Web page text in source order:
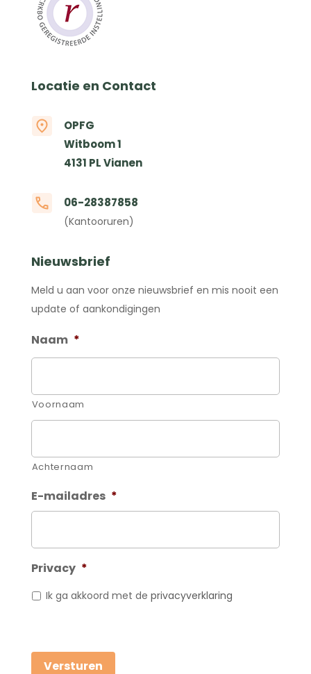
Locatie en Contact
OPFG
Witboom 1
4131 PL Vianen
06-28387858
(Kantooruren)
Nieuwsbrief
Meld u aan voor onze nieuwsbrief en mis nooit een
update of aankondigingen
Naam *
Voornaam
Achternaam
E-mailadres *
Privacy *
Ik ga akkoord met de privacyverklaring
Versturen